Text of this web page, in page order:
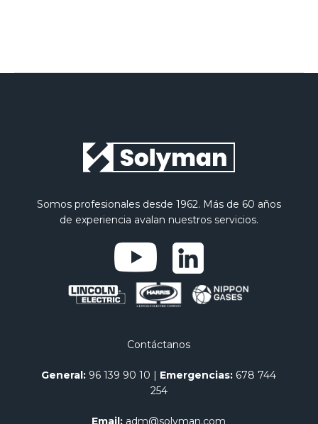
Somos profesionales desde 1962. Más de 60 años
de experiencia avalan nuestros servicios.
Contáctanos
General: 96 139 90 10 | Emergencias: 678 744
254
Email: adm@solyman.com